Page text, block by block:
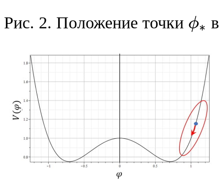
Рис. 2. Положение точки ϕ∗
ϕ∗